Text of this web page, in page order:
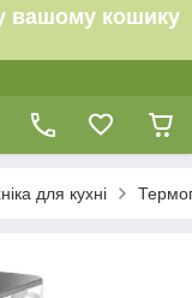
вашому кошику
для кухні